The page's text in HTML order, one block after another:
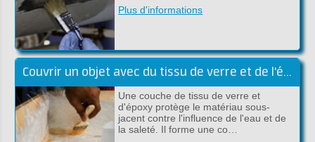
Plus d'informations
Couvrir un objet avec du tissu de verre et de l'époxy
Une couche de tissu de verre et
d'époxy protège le matériau sous-
jacent contre l'influence de l'eau et de
la saleté. Il forme une co…